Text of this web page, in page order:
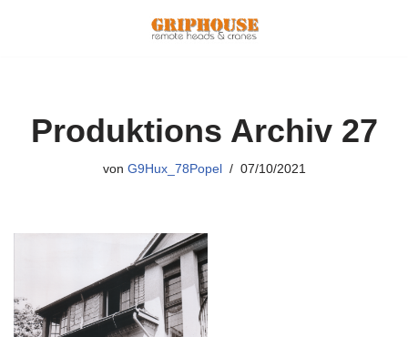
Produktions Archiv 27
von G9Hux_78Popel 07/10/2021